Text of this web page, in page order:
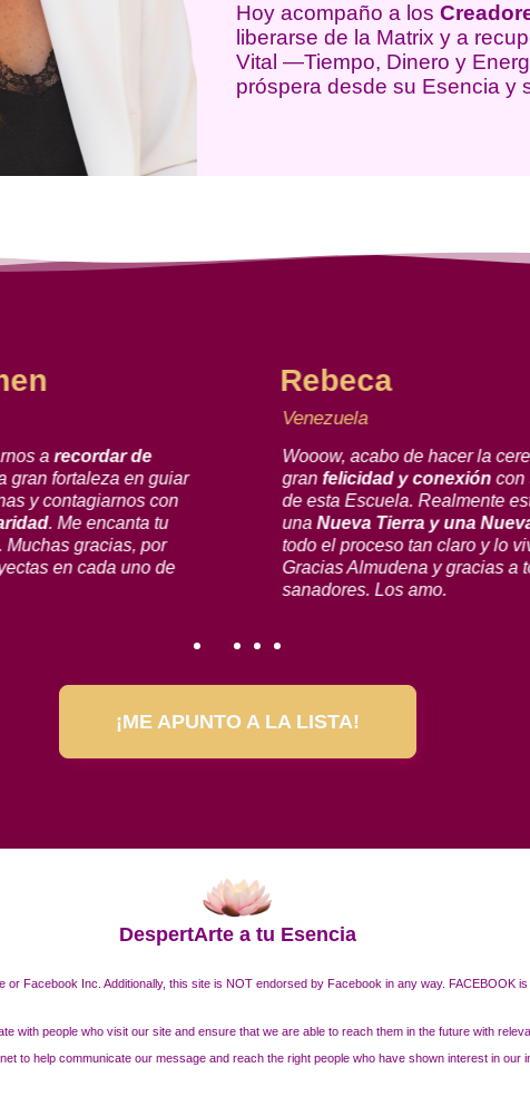
Hoy acompaño a los
liberarse de la Matrix y a
Vital —Tiempo, Dinero y
próspera desde su Esencia y
arecordar de
gran fortaleza en guiar
y contagiarnos con
. Me encanta tu
Muchas gracias, por
en cada uno de
Rebeca
Venezuela
Wooow, acabo de hacer la
gran felicidad y conexión con
de esta Escuela. Realmente
una Nueva Tierra y una
todo el proceso tan claro y lo
Gracias Almudena y gracias a
sanadores. Los amo.
¡ME APUNTO A LA LISTA!
DespertArte a tu Esencia
Facebook Inc. Additionally, this site is NOT endorsed by Facebook in any way. FACEBOOK
with people who visit our site and ensure that we are able to reach them in the future with
to help communicate our message and reach the right people who have shown interest in our